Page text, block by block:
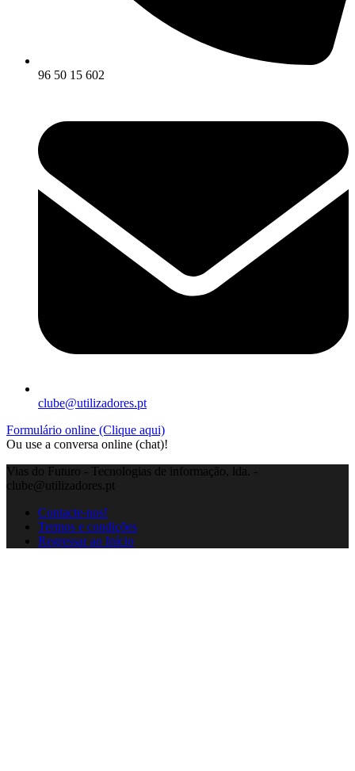
96 50 15 602
clube@utilizadores.pt
Formulário online (Clique aqui)
Ou use a conversa online (chat)!
Vias do Futuro - Tecnologias de informação, lda. -
clube@utilizadores.pt
Contacte-nos!
Termos e condições
Regressar ao Início